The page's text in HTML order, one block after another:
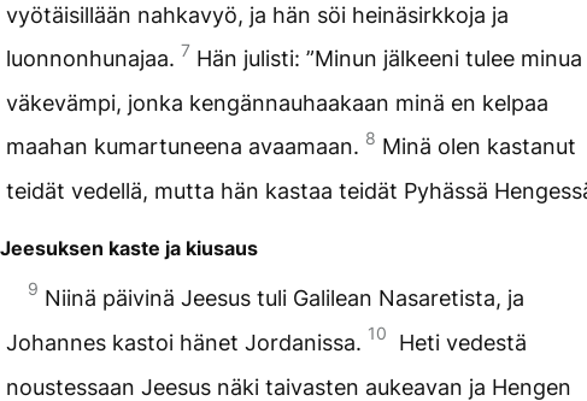
vyötäisillään nahkavyö, ja hän söi heinäsirkkoja ja
luonnonhunajaa. 7 Hän julisti: ”Minun jälkeeni tulee minua
väkevämpi, jonka kengännauhaakaan minä en kelpaa
maahan kumartuneena avaamaan. 8 Minä olen kastanut
teidät vedellä, mutta hän kastaa teidät Pyhässä
Jeesuksen kaste ja kiusaus
9 Niinä päivinä Jeesus tuli Galilean Nasaretista, ja
Johannes kastoi hänet Jordanissa. 10
Heti vedestä
noustessaan Jeesus näki taivasten aukeavan ja Hengen